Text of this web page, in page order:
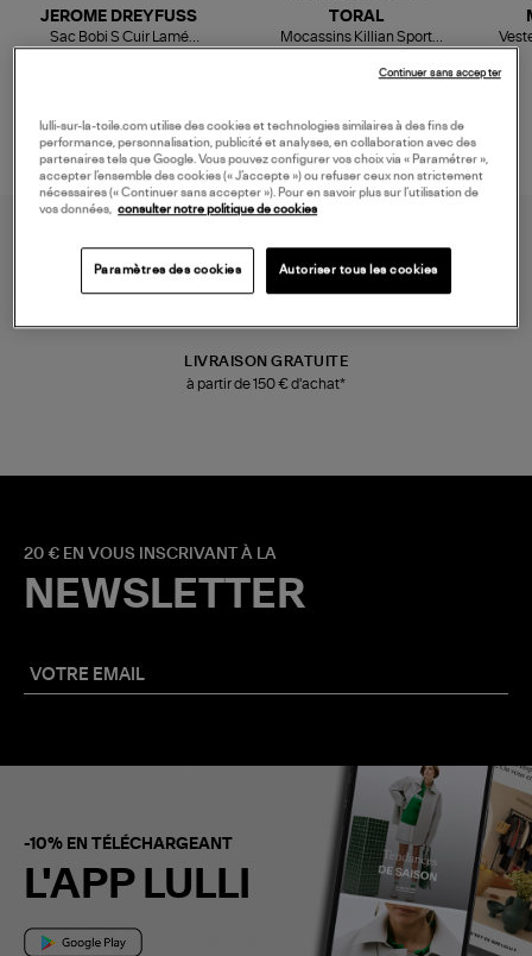
JEROME DREYFUSS
Sac Bobi S Cuir Lamé
Champagne
TORAL
Mocassins Killian Sport
Mousse
LIVRAISON GRATUITE
à partir de 150 € d'achat*
20 € EN VOUS INSCRIVANT À LA
NEWSLETTER
-10% EN TÉLÉCHARGEANT
L'APP LULLI
lulli-sur-la-toile.com utilise des cookies et technologies similaires à des fins de
performance, personnalisation, publicité et analyses, en collaboration avec des
partenaires tels que Google. Vous pouvez configurer vos choix via « Paramétrer »,
accepter l’ensemble des cookies (« J’accepte ») ou refuser ceux non strictement
nécessaires (« Continuer sans accepter »). Pour en savoir plus sur l’utilisation de
vos données, consulter notre politique de cookies
Paramètres des cookies Autoriser tous les cookies
Continuer sans accepter